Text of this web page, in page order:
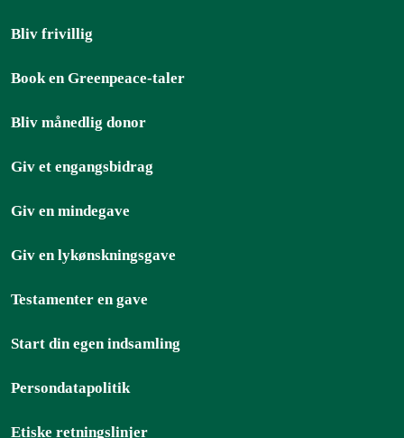
Bliv frivillig
Book en Greenpeace-taler
Bliv månedlig donor
Giv et engangsbidrag
Giv en mindegave
Giv en lykønskningsgave
Testamenter en gave
Start din egen indsamling
Persondatapolitik
Etiske retningslinjer